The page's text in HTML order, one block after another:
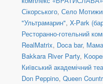
Сікорського, Село
"Ультрамарин", X-Park
Ресторанно-готельний
RealMatrix, Doca bar,
Bakkara River Party,
Київський академічний
Don Peppino, Queen